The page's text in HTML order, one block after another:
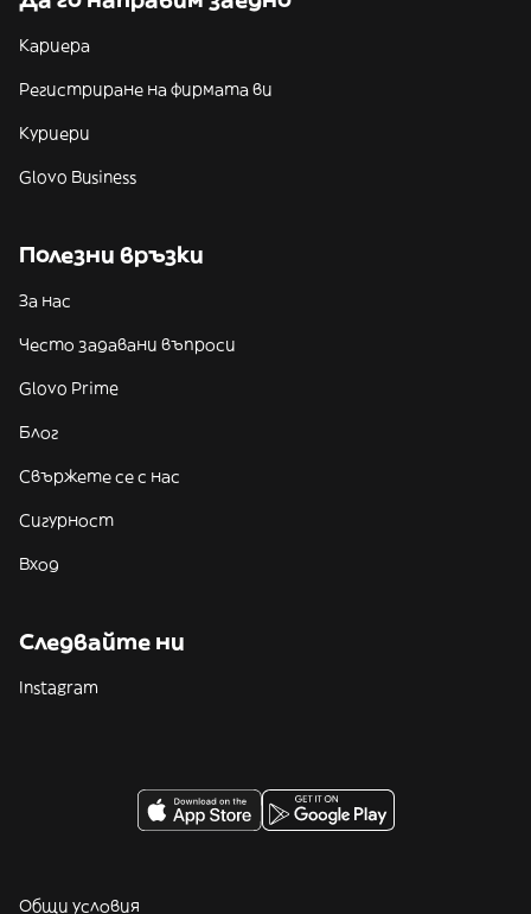
Кариера
Регистриране на фирмата ви
Куриери
Glovo Business
Полезни връзки
За нас
Често задавани въпроси
Glovo Prime
Блог
Свържете се с нас
Сигурност
Вход
Следвайте ни
Instagram
Общи условия